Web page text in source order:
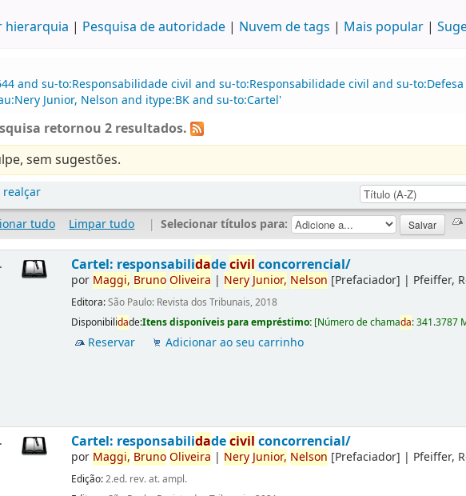
hierarquia Pesquisa de autoridade Nuvem de tags Mais popular
and su-to:Responsabilidade civil and su-to:Responsabilidade civil and su-
Junior, Nelson and itype:BK and su-to:Cartel'
retornou 2 resultados.
sem sugestões.
realçar
tudo
Limpar tudo | Selecionar títulos para:
Cartel: responsabilidadecivil concorrencial/
por Maggi, BrunoOliveira | NeryJunior, Nelson [Prefaciador] | Pfeiffer,
Editora:São Paulo: Revista dos Tribunais, 2018
Disponibilidade:Itens disponíveis para empréstimo: [Número de chamada:341.3787
Reservar Adicionar ao seu carrinho
Cartel: responsabilidadecivil concorrencial/
por Maggi, BrunoOliveira | NeryJunior, Nelson [Prefaciador] | Pfeiffer,
Edição:2.ed. rev. at. ampl.